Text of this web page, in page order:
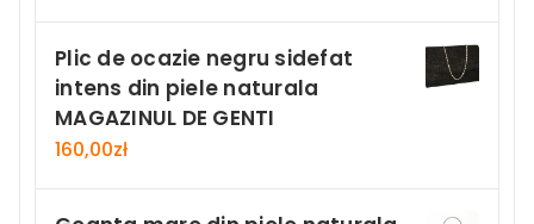
Plic de ocazie negru sidefat
intens din piele naturala
MAGAZINUL DE GENTI
160,00zł